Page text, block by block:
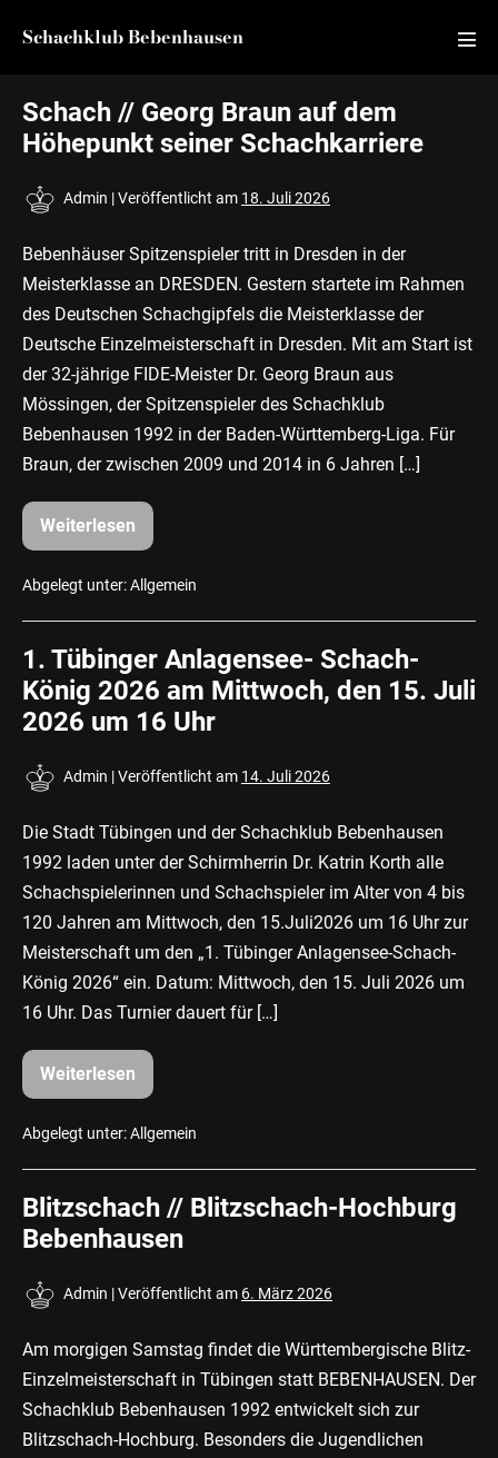
InhaltSchachklub Bebenhausen
Schach // Georg Braun auf dem
Höhepunkt seiner Schachkarriere
Admin |Veröffentlicht am 18. Juli 2026
Bebenhäuser Spitzenspieler tritt in Dresden in der
Meisterklasse an DRESDEN. Gestern startete im Rahmen
des Deutschen Schachgipfels die Meisterklasse der
Deutsche Einzelmeisterschaft in Dresden. Mit am Start ist
der 32-jährige FIDE-Meister Dr. Georg Braun aus
Mössingen, der Spitzenspieler des Schachklub
Bebenhausen 1992 in der Baden-Württemberg-Liga. Für
Braun, der zwischen 2009 und 2014 in 6 Jahren […]
Weiterlesen
Schach
//
Braun
dem
seiner
Schachkarriere
Abgelegt unter:Allgemein
1. Tübinger Anlagensee- Schach-
König 2026 am Mittwoch, den 15. Juli
2026 um 16 Uhr
Admin |Veröffentlicht am 14. Juli 2026
Die Stadt Tübingen und der Schachklub Bebenhausen
1992 laden unter der Schirmherrin Dr. Katrin Korth alle
Schachspielerinnen und Schachspieler im Alter von 4 bis
120 Jahren am Mittwoch, den 15.Juli2026 um 16 Uhr zur
Meisterschaft um den „1. Tübinger Anlagensee-Schach-
König 2026“ ein. Datum: Mittwoch, den 15. Juli 2026 um
16 Uhr. Das Turnier dauert für […]
Weiterlesen
1.
Tübinger
Schach-
2026
Mittwoch,
den
15.
um
Abgelegt unter:Allgemein
Blitzschach // Blitzschach-Hochburg
Bebenhausen
Admin |Veröffentlicht am 6. März 2026
Am morgigen Samstag findet die Württembergische Blitz-
Einzelmeisterschaft in Tübingen statt BEBENHAUSEN. Der
Schachklub Bebenhausen 1992 entwickelt sich zur
Blitzschach-Hochburg. Besonders die Jugendlichen